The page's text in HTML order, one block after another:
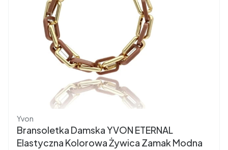
Producent
Yvon
Bransoletka Damska YVON ETERNAL
Elastyczna Kolorowa Żywica Zamak Modna